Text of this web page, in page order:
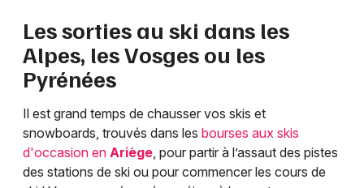
Les sorties au ski dans les
Alpes, les Vosges ou les
Pyrénées
Il est grand temps de chausser vos skis et
snowboards, trouvés dans les bourses aux skis
d'occasion en Ariège, pour partir à l’assaut des pistes
des stations de ski ou pour commencer les cours de